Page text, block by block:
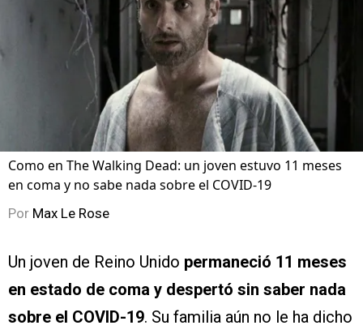
Como en The Walking Dead: un joven estuvo 11 meses
en coma y no sabe nada sobre el COVID-19
Por Max Le Rose
Un joven de Reino Unido permaneció 11 meses
en estado de coma y despertó sin saber nada
sobre el COVID-19. Su familia aún no le ha dicho